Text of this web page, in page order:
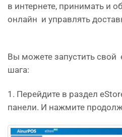
в интернете, принимать и
онлайн и управлять
Вы можете запустить свой
шага:
1. Перейдите в раздел
панели. И нажмите